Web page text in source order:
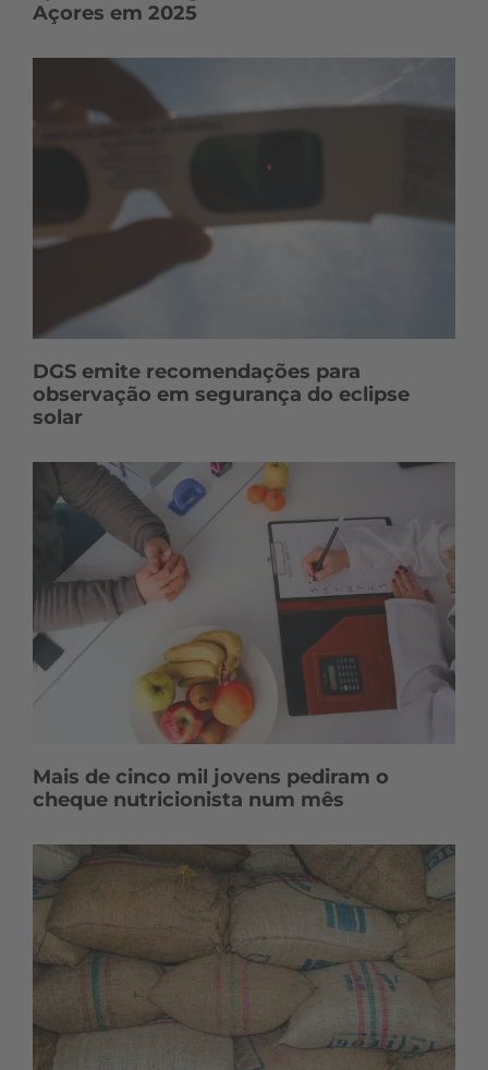
Açores em 2025
DGS emite recomendações para
observação em segurança do eclipse
solar
Mais de cinco mil jovens pediram o
cheque nutricionista num mês